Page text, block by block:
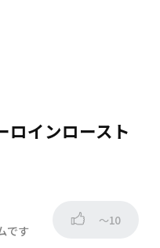
ロインロースト
です
～10